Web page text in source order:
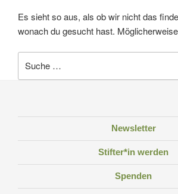
Es sieht so aus, als ob wir nicht das
wonach du gesucht hast.
nach:
Newsletter
Stifter*in werden
Spenden